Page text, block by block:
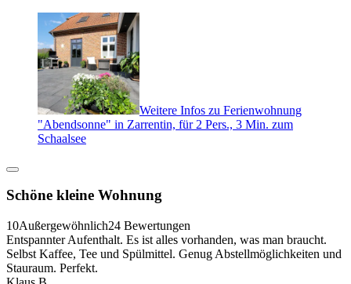
Weitere Infos zu Ferienwohnung
"Abendsonne" in Zarrentin, für 2 Pers., 3 Min. zum
Schaalsee
Schöne kleine Wohnung
10Außergewöhnlich24 Bewertungen
Entspannter Aufenthalt. Es ist alles vorhanden, was man braucht.
Selbst Kaffee, Tee und Spülmittel. Genug Abstellmöglichkeiten und
Stauraum. Perfekt.